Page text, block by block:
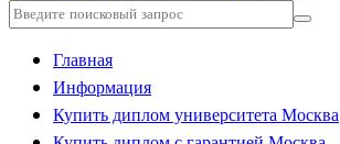
Главная
Информация
Купить диплом университета Москва